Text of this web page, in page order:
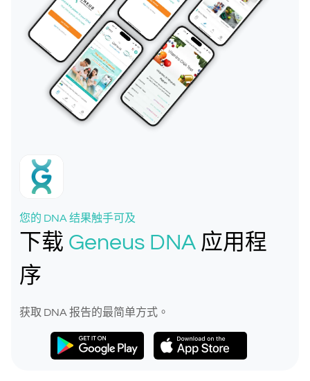
您的 DNA 结果触手可及
下载 Geneus DNA 应用程
序
获取 DNA 报告的最简单方式。